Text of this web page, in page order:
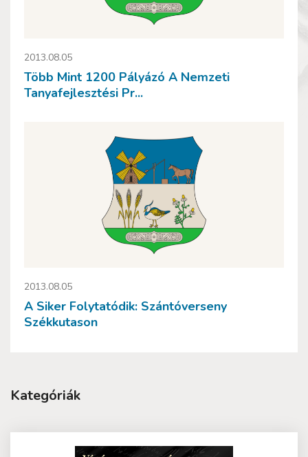
2013.08.05
Több Mint 1200 Pályázó A Nemzeti
Tanyafejlesztési Pr...
2013.08.05
A Siker Folytatódik: Szántóverseny
Székkutason
Kategóriák